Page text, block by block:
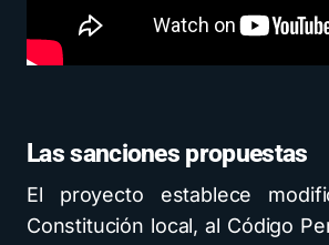
Las sanciones propuestas
El proyecto establece
Constitución local, al Código